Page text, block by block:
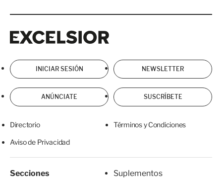
INICIAR SESIÓN NEWSLETTER
ANÚNCIATE SUSCRÍBETE
Directorio Términos y Condiciones
Aviso de Privacidad
Secciones
Suplementos